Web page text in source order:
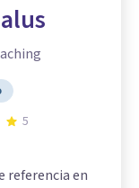
5
referencia en